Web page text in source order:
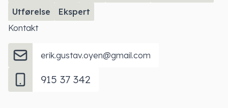
Utførelse
Ekspert
Kontakt
erik.gustav.oyen@gmail.com
915 37 342